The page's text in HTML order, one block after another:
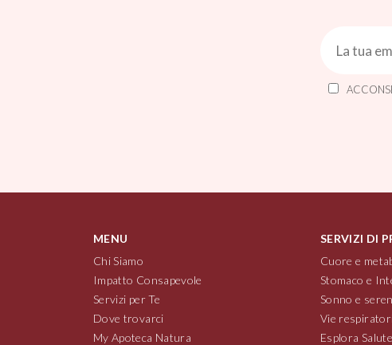
MENU
Chi Siamo
Impatto Consapevole
Servizi per Te
Dove trovarci
My Apoteca Natura
SERVIZI DI
Cuore e
Stomaco e
Sonno e
Vie
Esplora Salute